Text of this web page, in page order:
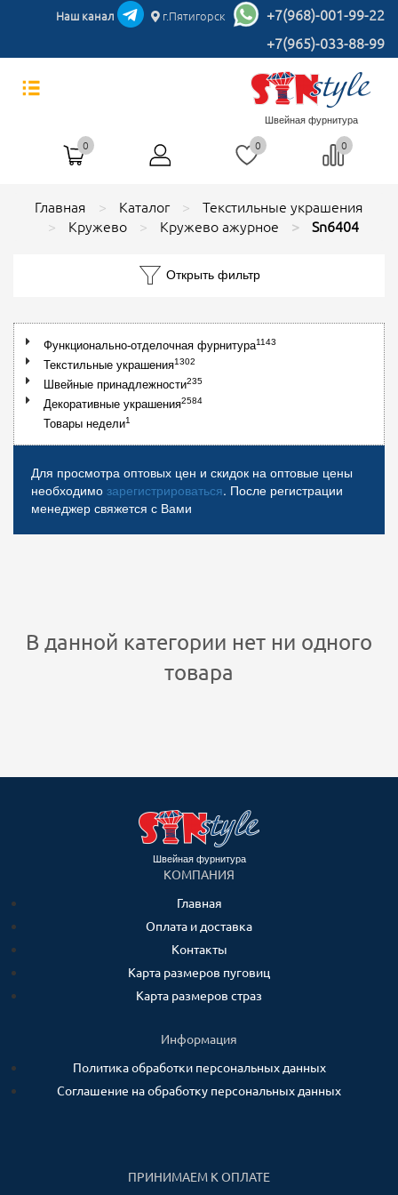
Наш канал г.Пятигорск
+7(968)-001-99-22
+7(965)-033-88-99
Швейная фурнитура
0 0 0
Главная Каталог
Текстильные украшения
Кружево
Кружево ажурное Sn6404
Открыть фильтр
Функционально-отделочная фурнитура1143
Текстильные украшения1302
Швейные принадлежности235
Декоративные украшения2584
Товары недели1
Для просмотра оптовых цен и скидок на оптовые цены
необходимо зарегистрироваться. После регистрации
менеджер свяжется с Вами
В данной категории нет ни одного
товара
Швейная фурнитура
КОМПАНИЯ
Главная
Оплата и доставка
Контакты
Карта размеров пуговиц
Карта размеров страз
Информация
Политика обработки персональных данных
Соглашение на обработку персональных данных
ПРИНИМАЕМ К ОПЛАТЕ